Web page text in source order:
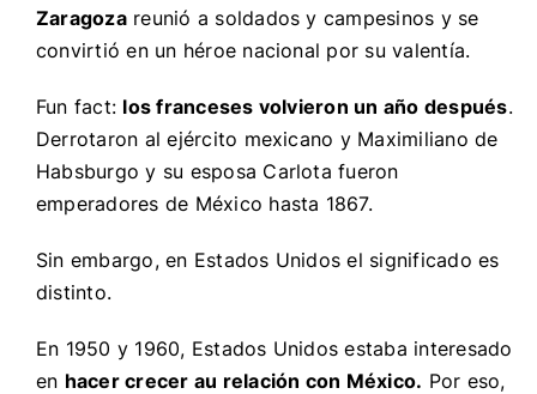
Zaragozareunió a soldados y campesinos y se
convirtió en un héroe nacional por su valentía.
Fun fact: los franceses volvieron un año después.
Derrotaron al ejército mexicano y Maximiliano de
Habsburgo y su esposa Carlota fueron
emperadores de México hasta 1867.
Sin embargo, en Estados Unidos el significado es
distinto.
En 1950 y 1960, Estados Unidos estaba interesado
en hacer crecer au relación con México. Por eso,